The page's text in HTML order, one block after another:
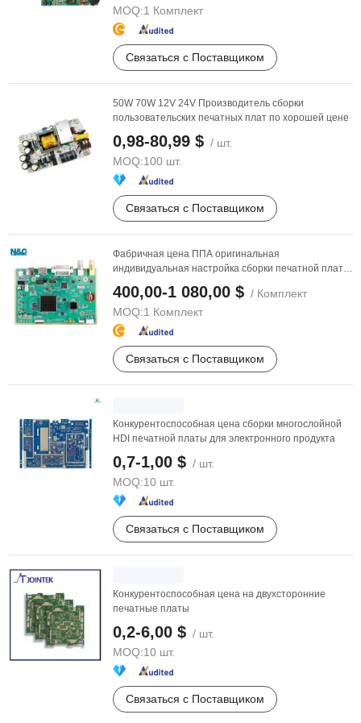
MOQ:1 Комплект
Связаться с Поставщиком
50W 70W 12V 24V Производитель сборки
пользовательских печатных плат по хорошей цене
0,98-80,99 $ / шт.
MOQ:100 шт.
Связаться с Поставщиком
Фабричная цена ППА оригинальная
индивидуальная настройка сборки печатной платы
400,00-1 080,00 $ / Комплект
MOQ:1 Комплект
Связаться с Поставщиком
Конкурентоспособная цена сборки многослойной
HDI печатной платы для электронного продукта
0,7-1,00 $ / шт.
MOQ:10 шт.
Связаться с Поставщиком
Конкурентоспособная цена на двухсторонние
печатные платы
0,2-6,00 $ / шт.
MOQ:10 шт.
Связаться с Поставщиком